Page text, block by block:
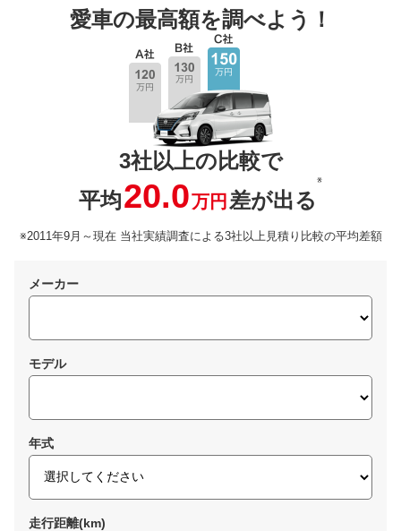
愛車の最高額を調べよう！
3社以上の比較で
平均20.0万円 差が出る
※
※2011年9月～現在 当社実績調査による3社以上見積り比較の平均差額
メーカー
モデル
年式
走行距離(km)